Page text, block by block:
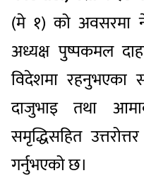
(मे १) को अवसरमा
अध्यक्ष पुष्पकमल
विदेशमा रहनुभएका
दाजुभाइ तथा
समृद्धिसहित
गर्नुभएको छ।